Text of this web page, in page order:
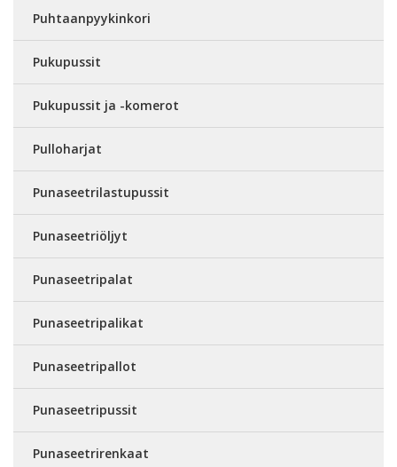
Puhtaanpyykinkori
Pukupussit
Pukupussit ja -komerot
Pulloharjat
Punaseetrilastupussit
Punaseetriöljyt
Punaseetripalat
Punaseetripalikat
Punaseetripallot
Punaseetripussit
Punaseetrirenkaat